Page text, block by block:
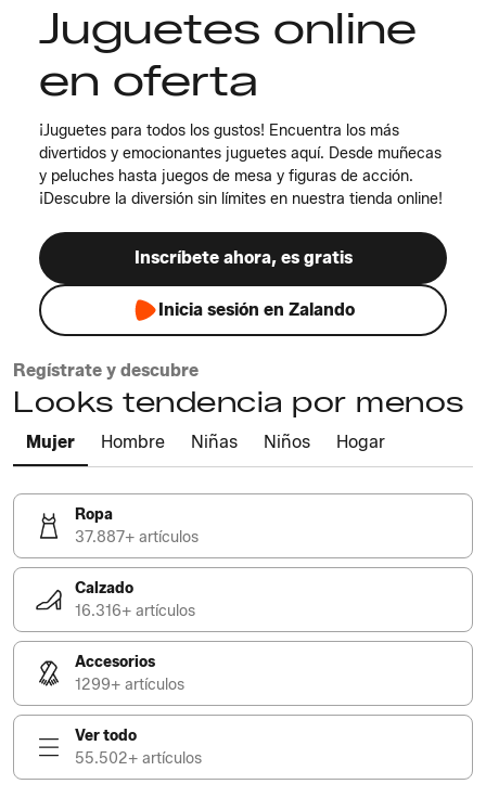
Juguetes online
en oferta
¡Juguetes para todos los gustos! Encuentra los más
divertidos y emocionantes juguetes aquí. Desde muñecas
y peluches hasta juegos de mesa y figuras de acción.
¡Descubre la diversión sin límites en nuestra tienda online!
Inscríbete ahora, es gratis
Inicia sesión en Zalando
Regístrate y descubre
Looks tendencia por menos
Mujer Hombre Niñas Niños Hogar
Ropa
37.887+ artículos
Calzado
16.316+ artículos
Accesorios
1299+ artículos
Ver todo
55.502+ artículos